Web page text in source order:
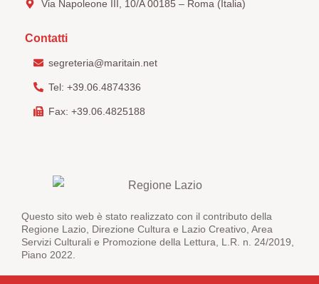
Via Napoleone III, 10/A 00185 – Roma (Italia)
Contatti
segreteria@maritain.net
Tel: +39.06.4874336
Fax: +39.06.4825188
Questo sito web è stato realizzato con il contributo della
Regione Lazio, Direzione Cultura e Lazio Creativo, Area
Servizi Culturali e Promozione della Lettura, L.R. n. 24/2019,
Piano 2022.